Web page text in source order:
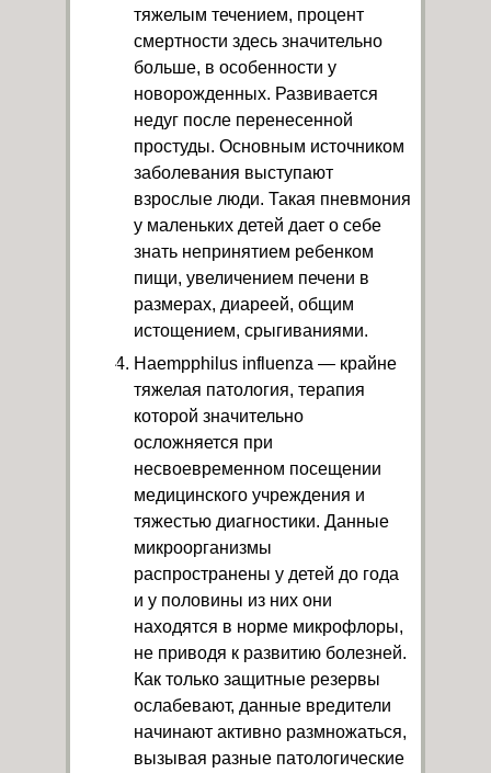
тяжелым течением, процент
смертности здесь значительно
больше, в особенности у
новорожденных. Развивается
недуг после перенесенной
простуды. Основным источником
заболевания выступают
взрослые люди. Такая пневмония
у маленьких детей дает о себе
знать непринятием ребенком
пищи, увеличением печени в
размерах, диареей, общим
истощением, срыгиваниями.
Haempphilus influenza — крайне
тяжелая патология, терапия
которой значительно
осложняется при
несвоевременном посещении
медицинского учреждения и
тяжестью диагностики. Данные
микроорганизмы
распространены у детей до года
и у половины из них они
находятся в норме микрофлоры,
не приводя к развитию болезней.
Как только защитные резервы
ослабевают, данные вредители
начинают активно размножаться,
вызывая разные патологические